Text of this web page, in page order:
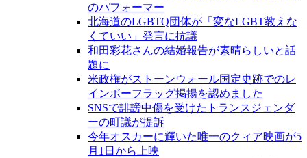
のパフォーマー
北海道のLGBTQ団体が「変なLGBT教えな
くていい」発言に抗議
和田彩花さんの結婚報告が素晴らしいと話
題に
米政権がストーンウォール国定史跡でのレ
インボーフラッグ掲揚を認めました
SNSで誹謗中傷を受けたトランスジェンダ
ーの町議が提訴
今年オスカーに輝いた唯一のクィア映画が5
月1日から上映